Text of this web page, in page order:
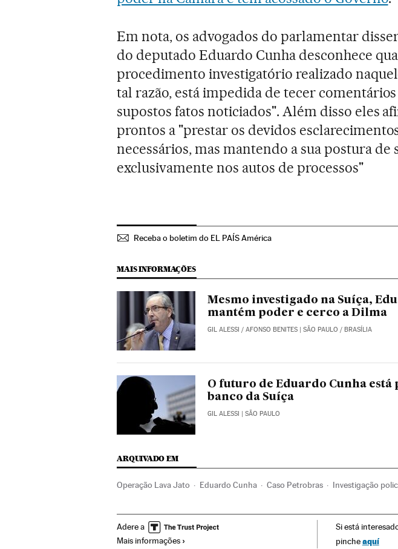
Em nota, os advogados do parlamentar
do deputado Eduardo Cunha desconhece
procedimento investigatório realizado
tal razão, está impedida de tecer comentários
supostos fatos noticiados". Além disso eles
prontos a "prestar os devidos
necessários, mas mantendo a sua postura de
exclusivamente nos autos de processos"
Receba o boletim do EL PAÍS América
MAIS INFORMAÇÕES
Mesmo investigado na Suíça,
mantém poder e cerco a Dilma
GIL ALESSI /AFONSO BENITES | SÃO PAULO / BRASÍLIA
O futuro de Eduardo Cunha
banco da Suíça
GIL ALESSI | SÃO PAULO
ARQUIVADO EM
Operação Lava Jato Eduardo Cunha Caso Petrobras Investigação
Polícia Corrupção política Financiamento partidos
Adere a
Mais informações
Si está
pincheaquí